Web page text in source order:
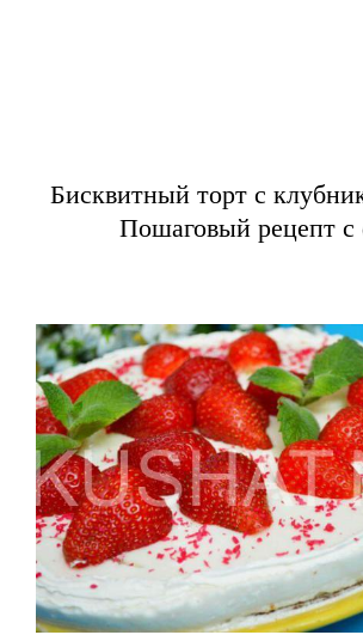
Бисквитный торт с
Пошаговый рецепт с